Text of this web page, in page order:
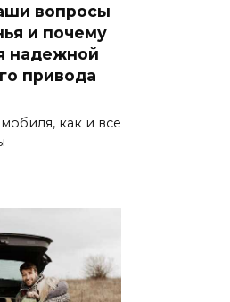
вопросы
и почему
надежной
привода
как и все